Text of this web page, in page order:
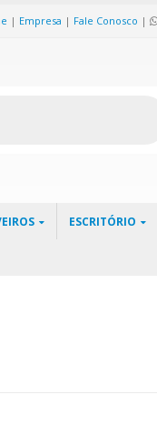
| Empresa | Fale Conosco |
ESCRITÓRIO